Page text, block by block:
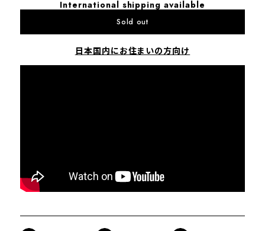
International shipping available
Sold out
日本国内にお住まいの方向け